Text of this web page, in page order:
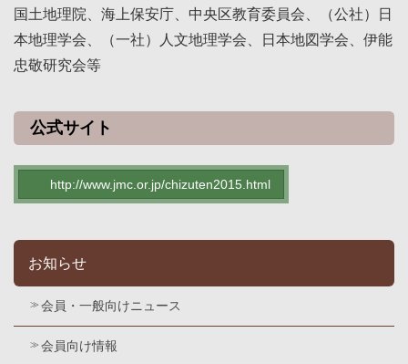
国土地理院、海上保安庁、中央区教育委員会、（公社）日
本地理学会、（一社）人文地理学会、日本地図学会、伊能
忠敬研究会等
公式サイト
http://www.jmc.or.jp/chizuten2015.html
お知らせ
会員・一般向けニュース
会員向け情報